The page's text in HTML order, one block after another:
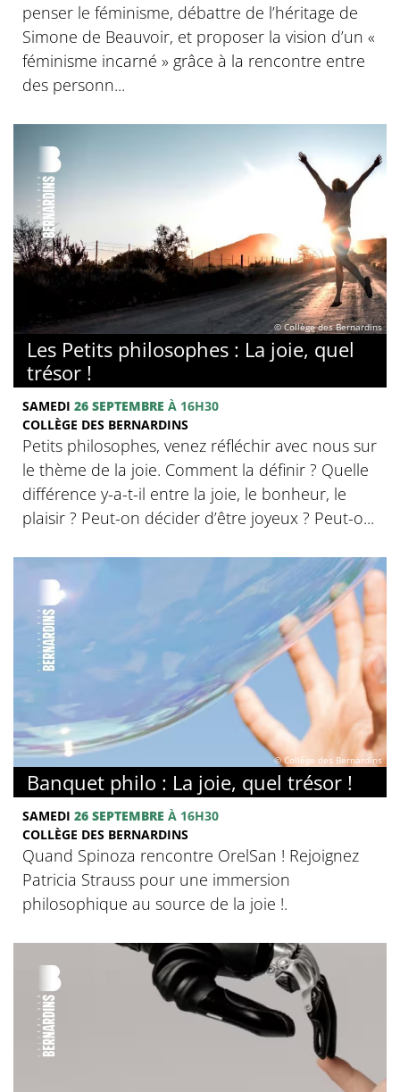
penser le féminisme, débattre de l’héritage de
Simone de Beauvoir, et proposer la vision d’un «
féminisme incarné » grâce à la rencontre entre
des personn...
© Collège des Bernardins
Les Petits philosophes : La joie, quel
trésor !
SAMEDI 26 SEPTEMBRE À 16H30
COLLÈGE DES BERNARDINS
Petits philosophes, venez réfléchir avec nous sur
le thème de la joie. Comment la définir ? Quelle
différence y-a-t-il entre la joie, le bonheur, le
plaisir ? Peut-on décider d’être joyeux ? Peut-o...
© Collège des Bernardins
Banquet philo : La joie, quel trésor !
SAMEDI 26 SEPTEMBRE À 16H30
COLLÈGE DES BERNARDINS
Quand Spinoza rencontre OrelSan ! Rejoignez
Patricia Strauss pour une immersion
philosophique au source de la joie !.